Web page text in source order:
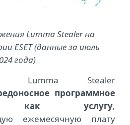
Lumma Stealer на
ESET (данные за июль
года)
Lumma Stealer
программное
как услугу,
ежемесячную плату